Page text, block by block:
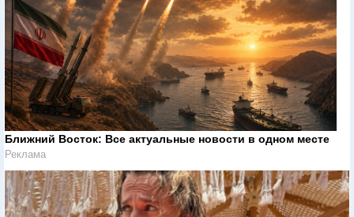
Ближний Восток: Все актуальные новости в одном месте
Реклама